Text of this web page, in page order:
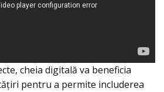
cheia digitală va beneficia
pentru a permite includerea